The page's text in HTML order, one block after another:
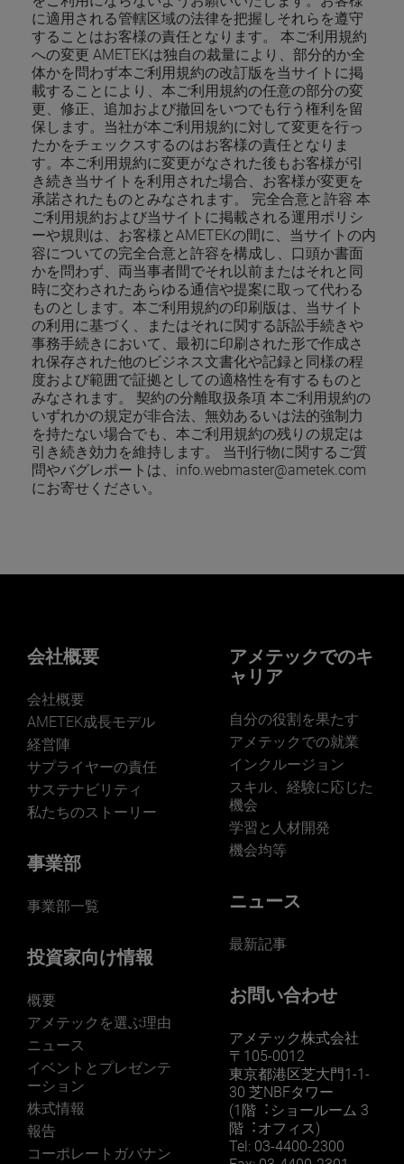
に適用される管轄区域の法律を把握しそれらを遵守
することはお客様の責任となります。 本ご利用規約
への変更 AMETEKは独自の裁量により、部分的か全
体かを問わず本ご利用規約の改訂版を当サイトに掲
載することにより、本ご利用規約の任意の部分の変
更、修正、追加および撤回をいつでも行う権利を留
保します。当社が本ご利用規約に対して変更を行っ
たかをチェックスするのはお客様の責任となりま
す。本ご利用規約に変更がなされた後もお客様が引
き続き当サイトを利用された場合、お客様が変更を
承諾されたものとみなされます。 完全合意と許容 本
ご利用規約および当サイトに掲載される運用ポリシ
ーや規則は、お客様とAMETEKの間に、当サイトの内
容についての完全合意と許容を構成し、口頭か書面
かを問わず、両当事者間でそれ以前またはそれと同
時に交わされたあらゆる通信や提案に取って代わる
ものとします。本ご利用規約の印刷版は、当サイト
の利用に基づく、またはそれに関する訴訟手続きや
事務手続きにおいて、最初に印刷された形で作成さ
れ保存された他のビジネス文書化や記録と同様の程
度および範囲で証拠としての適格性を有するものと
みなされます。 契約の分離取扱条項 本ご利用規約の
いずれかの規定が非合法、無効あるいは法的強制力
を持たない場合でも、本ご利用規約の残りの規定は
引き続き効力を維持します。 当刊行物に関するご質
問やバグレポートは、info.webmaster@ametek.com
にお寄せください。
会社概要
会社概要
AMETEK成長モデル
経営陣
サプライヤーの責任
サステナビリティ
私たちのストーリー
事業部
事業部一覧
投資家向け情報
概要
アメテックを選ぶ理由
ニュース
イベントとプレゼンテ
ーション
株式情報
報告
コーポレートガバナン
アメテックでのキ
ャリア
自分の役割を果たす
アメテックでの就業
インクルージョン
スキル、経験に応じた
機会
学習と人材開発
機会均等
ニュース
最新記事
お問い合わせ
アメテック株式会社
〒105-0012
東京都港区芝大門1-1-
30 芝NBFタワー
(1階︓ショールーム 3
階︓オフィス)
Tel: 03-4400-2300